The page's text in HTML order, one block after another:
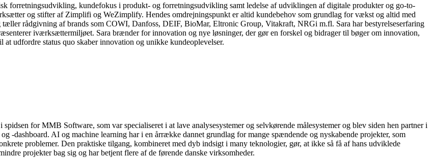
forretningsudvikling, kundefokus i produkt- og forretningsudvikling samt ledelse af udviklingen af digitale produkter og go-to-
og stifter af Zimplifi og WeZimplify. Hendes omdrejningspunkt er altid kundebehov som grundlag for vækst og altid med
rådgivning af brands som COWI, Danfoss, DEIF, BioMar, Eltronic Group, Vitakraft, NRGi m.fl. Sara har bestyrelseserfaring
iværksættermiljøet. Sara brænder for innovation og nye løsninger, der gør en forskel og bidrager til bøger om innovation,
udfordre status quo skaber innovation og unikke kundeoplevelser.
for MMB Software, som var specialiseret i at lave analysesystemer og selvkørende målesystemer og blev siden hen partner i
-dashboard. AI og machine learning har i en årrække dannet grundlag for mange spændende og nyskabende projekter, som
problemer. Den praktiske tilgang, kombineret med dyb indsigt i many teknologier, gør, at ikke så få af hans udviklede
projekter bag sig og har betjent flere af de førende danske virksomheder.